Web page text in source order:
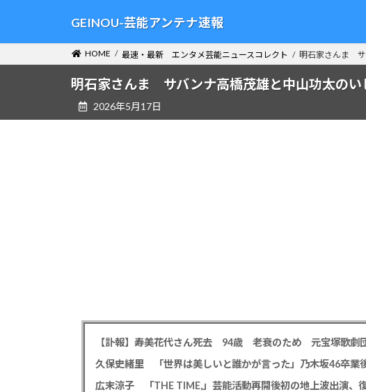
テ
ゲ
GEINOU-芸能アンテナ速報
HOME 最速・最新 エンタメ芸能ニュースコレクト 明石家さんま サ
明石家さんま サバンナ高橋茂雄と中山功太のい
2026年5月17日
広末涼子 「THE TIME,」芸能活動再開後初の地上波出演、